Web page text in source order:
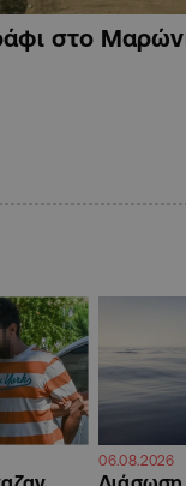
στο
06.08.2026